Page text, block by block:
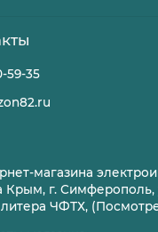
59-35
магазина
Крым, г. Симферополь,
ЧФТХ,